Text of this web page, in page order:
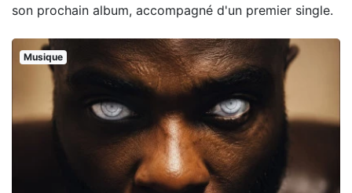
son prochain album, accompagné d'un premier single.
Musique